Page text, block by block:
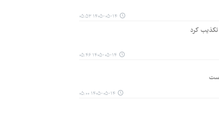
۱۴۰۵-۰۵-۱۴ ۰۵:۵۳
تکذیب کرد
۱۴۰۵-۰۵-۱۴ ۰۵:۴۶
۱۴۰۵-۰۵-۱۴ ۰۵:۰۰